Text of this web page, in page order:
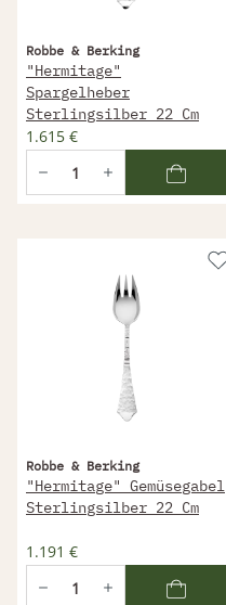
Robbe & Berking
"Hermitage"
Spargelheber
Sterlingsilber 22 Cm
1.615 €
Robbe & Berking
"Hermitage" Gemüsegabel
Sterlingsilber 22 Cm
1.191 €